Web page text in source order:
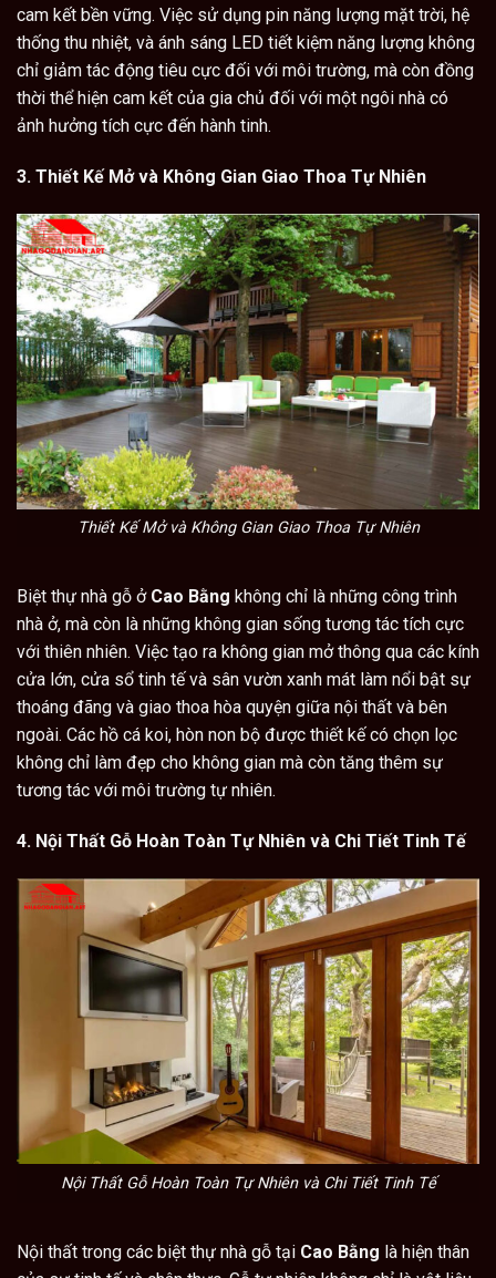
cam kết bền vững. Việc sử dụng pin năng lượng mặt trời, hệ
thống thu nhiệt, và ánh sáng LED tiết kiệm năng lượng không
chỉ giảm tác động tiêu cực đối với môi trường, mà còn đồng
thời thể hiện cam kết của gia chủ đối với một ngôi nhà có
ảnh hưởng tích cực đến hành tinh.
3. Thiết Kế Mở và Không Gian Giao Thoa Tự Nhiên
Thiết Kế Mở và Không Gian Giao Thoa Tự Nhiên
Biệt thự nhà gỗ ở Cao Bằng không chỉ là những công trình
nhà ở, mà còn là những không gian sống tương tác tích cực
với thiên nhiên. Việc tạo ra không gian mở thông qua các kính
cửa lớn, cửa sổ tinh tế và sân vườn xanh mát làm nổi bật sự
thoáng đãng và giao thoa hòa quyện giữa nội thất và bên
ngoài. Các hồ cá koi, hòn non bộ được thiết kế có chọn lọc
không chỉ làm đẹp cho không gian mà còn tăng thêm sự
tương tác với môi trường tự nhiên.
4. Nội Thất Gỗ Hoàn Toàn Tự Nhiên và Chi Tiết Tinh Tế
Nội Thất Gỗ Hoàn Toàn Tự Nhiên và Chi Tiết Tinh Tế
Nội thất trong các biệt thự nhà gỗ tại Cao Bằng là hiện thân